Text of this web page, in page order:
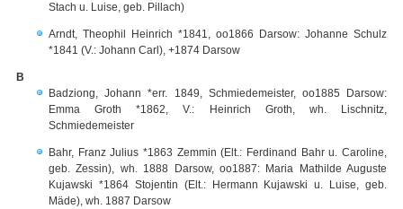
Stach u. Luise, geb. Pillach)
Arndt, Theophil Heinrich *1841, oo1866 Darsow: Johanne Schulz
*1841 (V.: Johann Carl), +1874 Darsow
B
Badziong, Johann *err. 1849, Schmiedemeister, oo1885 Darsow:
Emma Groth *1862, V.: Heinrich Groth, wh. Lischnitz,
Schmiedemeister
Bahr, Franz Julius *1863 Zemmin (Elt.: Ferdinand Bahr u. Caroline,
geb. Zessin), wh. 1888 Darsow, oo1887: Maria Mathilde Auguste
Kujawski *1864 Stojentin (Elt.: Hermann Kujawski u. Luise, geb.
Mäde), wh. 1887 Darsow